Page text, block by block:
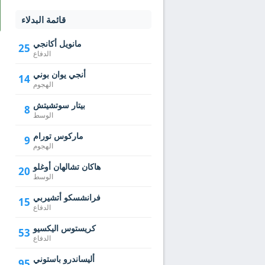
قائمة البدلاء
25 مانويل أكانجي
الدفاع
14 أنجي يوان بوني
الهجوم
8 بيتار سوتشيتش
الوسط
9 ماركوس تورام
الهجوم
20 هاكان تشالهان أوغلو
الوسط
15 فرانشسكو أتشيربي
الدفاع
53 كريستوس اليكسيو
الدفاع
أليساندرو باستوني